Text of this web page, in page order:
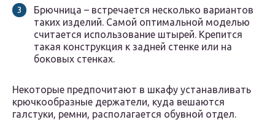
Брючница – встречается несколько вариантов
таких изделий. Самой оптимальной моделью
считается использование штырей. Крепится
такая конструкция к задней стенке или на
боковых стенках.
Некоторые предпочитают в шкафу устанавливать
крючкообразные держатели, куда вешаются
галстуки, ремни, располагается обувной отдел.